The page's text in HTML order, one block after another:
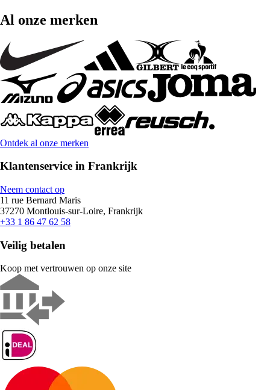
Al onze merken
Ontdek al onze merken
Klantenservice in Frankrijk
Neem contact op
11 rue Bernard Maris
37270 Montlouis-sur-Loire, Frankrijk
+33 1 86 47 62 58
Veilig betalen
Koop met vertrouwen op onze site